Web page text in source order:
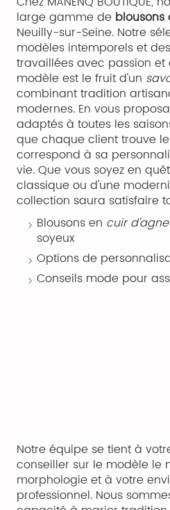
large gamme de blousons
Neuilly-sur-Seine. Notre
modèles intemporels et
travaillées avec passion et
modèle est le fruit d'un
combinant tradition
modernes. En vous
adaptés à toutes les
que chaque client trouve
correspond à sa
vie. Que vous soyez en
classique ou d'une
collection saura satisfaire
Blousons en cuir
soyeux
Options de
Conseils mode pour
Notre équipe se tient à
conseiller sur le modèle le
morphologie et à votre
professionnel. Nous